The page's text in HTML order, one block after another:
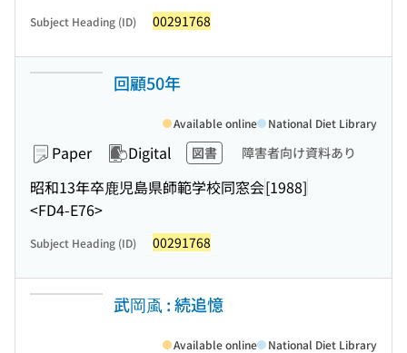
Subject Heading (ID) 00291768
回顧50年
Paper Digital 図書 障害者向け資料あり
昭和13年卒鹿児島県師範学校同窓会[1988]
<FD4-E76>
Available online National Diet Library
Subject Heading (ID) 00291768
武岡颪 : 続追憶
Available online National Diet Library